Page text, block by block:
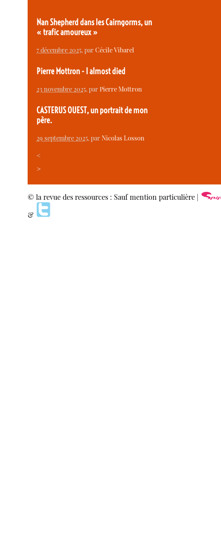
Nan Shepherd dans les Cairngorms, un
« trafic amoureux »
7 décembre 2025, parCécile Vibarel
Pierre Mottron - I almost died
23 novembre 2025, parPierre Mottron
CASTERUS OUEST, un portrait de mon
père.
29 septembre 2025, parNicolas Losson
<
>
© la revue des ressources : Sauf mention particulière |
&